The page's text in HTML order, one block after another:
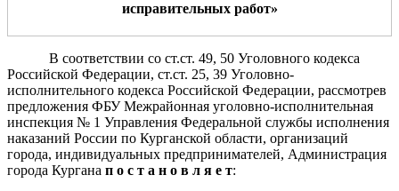
исправительных работ»
В соответствии со ст.ст. 49, 50 Уголовного кодекса
Российской Федерации, ст.ст. 25, 39 Уголовно-
исполнительного кодекса Российской Федерации, рассмотрев
предложения ФБУ Межрайонная уголовно-исполнительная
инспекция № 1 Управления Федеральной службы исполнения
наказаний России по Курганской области, организаций
города, индивидуальных предпринимателей, Администрация
города Кургана п о с т а н о в л я е т: